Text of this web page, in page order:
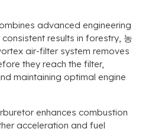
advanced engineering
results in forestry, 농
air-filter system removes
they reach the filter,
maintaining optimal engine
enhances combustion
acceleration and fuel